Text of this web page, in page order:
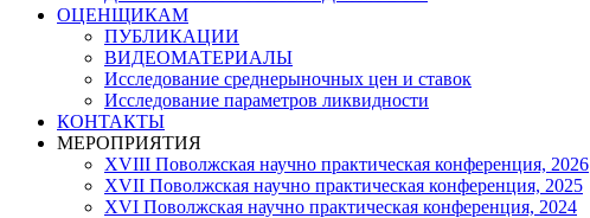
ОЦЕНЩИКАМ
ПУБЛИКАЦИИ
ВИДЕОМАТЕРИАЛЫ
Исследование среднерыночных цен и ставок
Исследование параметров ликвидности
КОНТАКТЫ
МЕРОПРИЯТИЯ
XVIII Поволжская научно практическая конференция, 2026
XVII Поволжская научно практическая конференция, 2025
XVI Поволжская научно практическая конференция, 2024